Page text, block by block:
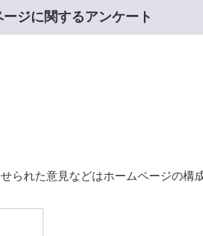
ージに関するアンケート
られた意見などはホームページの構